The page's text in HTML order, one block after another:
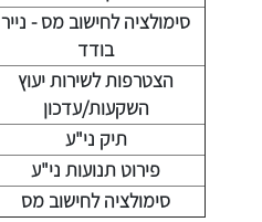
סימולציה לחישוב מס - נייר
בודד
הצטרפות לשירות יעוץ
השקעות/עדכון
תיק ני"ע
פירוט תנועות ני"ע
סימולציה לחישוב מס